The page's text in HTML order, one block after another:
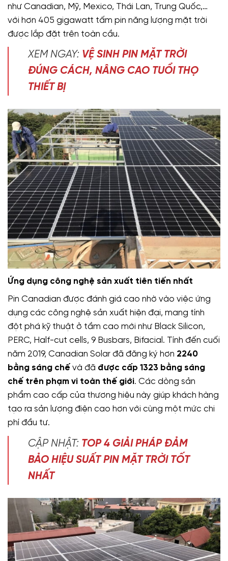
như Canadian, Mỹ, Mexico, Thái Lan, Trung Quốc,…
với hơn 405 gigawatt tấm pin năng lượng mặt trời
được lắp đặt trên toàn cầu.
XEM NGAY: VỆ SINH PIN MẶT TRỜI
ĐÚNG CÁCH, NÂNG CAO TUỔI THỌ
THIẾT BỊ
Ứng dụng công nghệ sản xuất tiên tiến nhất
Pin Canadian được đánh giá cao nhờ vào việc ứng
dụng các công nghệ sản xuất hiện đại, mang tính
đột phá kỹ thuật ở tầm cao mới như Black Silicon,
PERC, Half-cut cells, 9 Busbars, Bifacial. Tính đến cuối
năm 2019, Canadian Solar đã đăng ký hơn 2240
bằng sáng chế và đã được cấp 1323 bằng sáng
chế trên phạm vi toàn thế giới. Các dòng sản
phẩm cao cấp của thương hiệu này giúp khách hàng
tạo ra sản lượng điện cao hơn với cùng một mức chi
phí đầu tư.
CẬP NHẬT: TOP 4 GIẢI PHÁP ĐẢM
BẢO HIỆU SUẤT PIN MẶT TRỜI TỐT
NHẤT